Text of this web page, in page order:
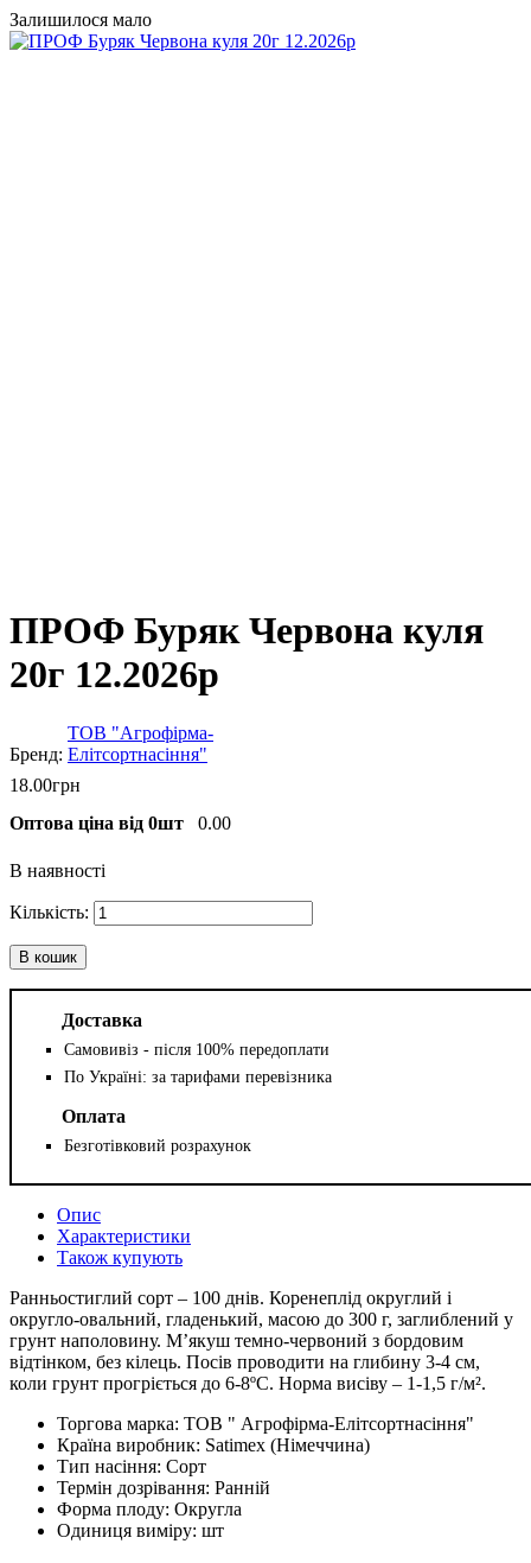
Залишилося мало
ПРОФ Буряк Червона куля
20г 12.2026р
ТОВ "Агрофірма-
Елітсортнасіння"
18.00грн
Оптова ціна від 0шт
0.00
В наявності
В кошик
Доставка
Самовивіз - після 100% передоплати
По Україні: за тарифами перевізника
Оплата
Безготівковий розрахунок
Опис
Характеристики
Також купують
Ранньостиглий сорт – 100 днів. Коренеплід округлий і
округло-овальний, гладенький, масою до 300 г, заглиблений у
грунт наполовину. М’якуш темно-червоний з бордовим
відтінком, без кілець. Посів проводити на глибину 3-4 см,
коли грунт прогріється до 6-8ºС. Норма висіву – 1-1,5 г/м².
Торгова марка: ТОВ " Агрофірма-Елітсортнасіння"
Країна виробник: Satimex (Німеччина)
Тип насіння: Сорт
Термін дозрівання: Ранній
Форма плоду: Округла
Одиниця виміру: шт